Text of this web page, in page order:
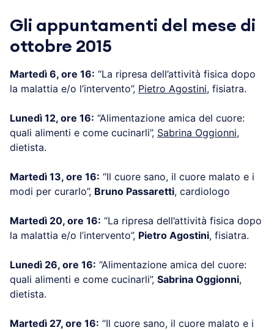
Gli appuntamenti del mese di
ottobre 2015
Martedì 6, ore 16: “La ripresa dell’attività fisica dopo
la malattia e/o l’intervento”, Pietro Agostini, fisiatra.
Lunedì 12, ore 16: “Alimentazione amica del cuore:
quali alimenti e come cucinarli”, Sabrina Oggionni,
dietista.
Martedì 13, ore 16: “Il cuore sano, il cuore malato e i
modi per curarlo”, Bruno Passaretti, cardiologo
Martedì 20, ore 16: “La ripresa dell’attività fisica dopo
la malattia e/o l’intervento”, Pietro Agostini, fisiatra.
Lunedì 26, ore 16: “Alimentazione amica del cuore:
quali alimenti e come cucinarli”, Sabrina Oggionni,
dietista.
Martedì 27, ore 16: “Il cuore sano, il cuore malato e i